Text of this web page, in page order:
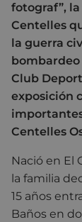
fotograf”,
Centelles
la guerra
bombardeo
Club
exposición
Centelles
Nació en El
la familia
15 años
Baños en